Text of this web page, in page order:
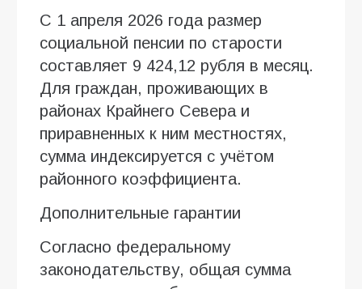
С 1 апреля 2026 года размер
социальной пенсии по старости
составляет 9 424,12 рубля в месяц.
Для граждан, проживающих в
районах Крайнего Севера и
приравненных к ним местностях,
сумма индексируется с учётом
районного коэффициента.
Дополнительные гарантии
Согласно федеральному
законодательству, общая сумма